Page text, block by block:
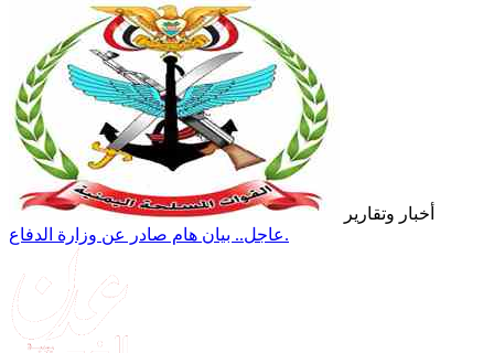
أخبار وتقارير
عاجل.. بيان هام صادر عن وزارة الدفاع.